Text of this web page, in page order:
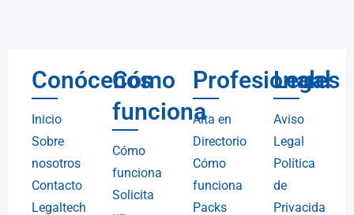
Conócenos
Inicio
Sobre
nosotros
Contacto
Legaltech
Cómo
funciona
Cómo
funciona
Solicita
Profesionales
Alta en
Directorio
Cómo
funciona
Packs
Legal
Aviso
Legal
Política
de
Privacida